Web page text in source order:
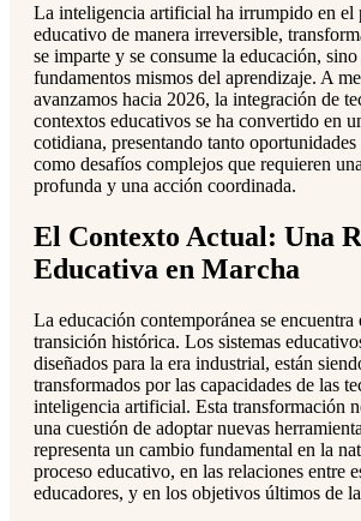
La inteligencia artificial ha irrumpido en el
educativo de manera irreversible,
se imparte y se consume la educación,
fundamentos mismos del aprendizaje. A
avanzamos hacia 2026, la integración de
contextos educativos se ha convertido en
cotidiana, presentando tanto oportunidades
como desafíos complejos que requieren
profunda y una acción coordinada.
El Contexto Actual: Una
Educativa en Marcha
La educación contemporánea se
transición histórica. Los sistemas
diseñados para la era industrial, están
transformados por las capacidades de las
inteligencia artificial. Esta transformación
una cuestión de adoptar nuevas
representa un cambio fundamental en la
proceso educativo, en las relaciones entre
educadores, y en los objetivos últimos de